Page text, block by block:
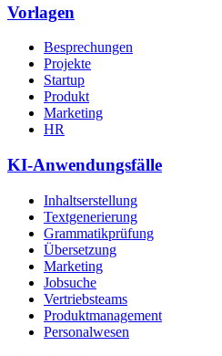
Vorlagen
Besprechungen
Projekte
Startup
Produkt
Marketing
HR
KI-Anwendungsfälle
Inhaltserstellung
Textgenerierung
Grammatikprüfung
Übersetzung
Marketing
Jobsuche
Vertriebsteams
Produktmanagement
Personalwesen